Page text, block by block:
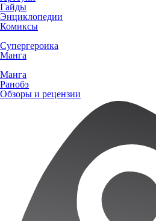
Гайды
Энциклопедии
Комиксы
Супергероика
Манга
Манга
Ранобэ
Обзоры и рецензии